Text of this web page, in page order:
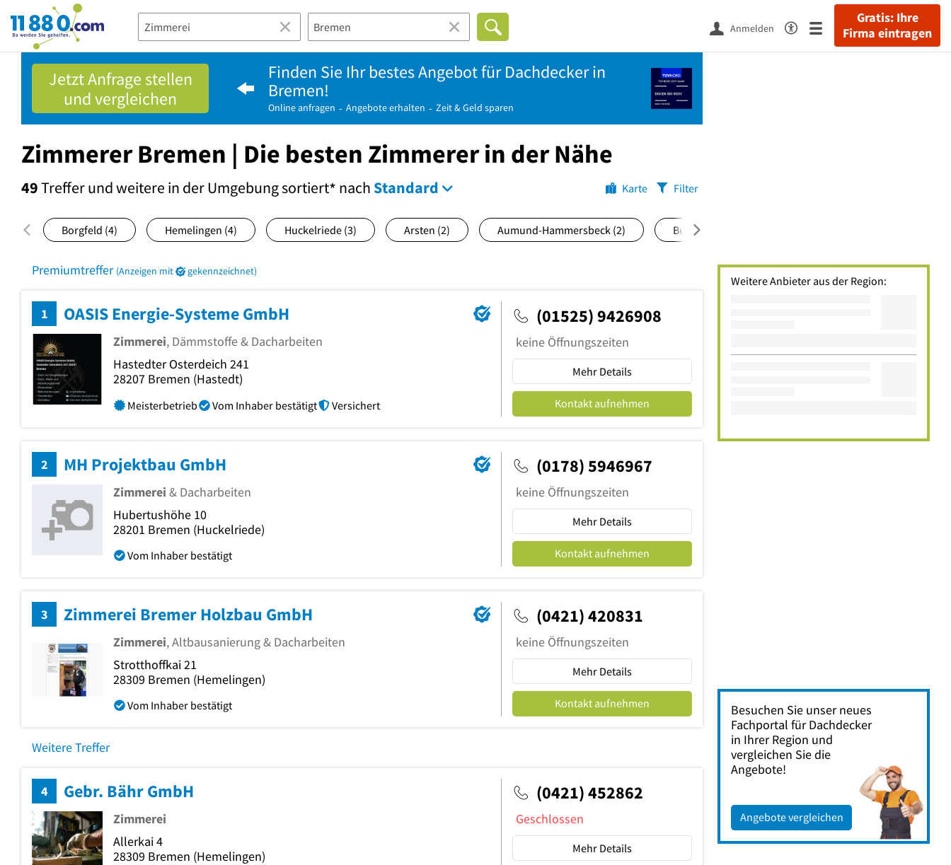
11880.com
Gratis: Ihre
Firma eintragen
Anmelden
Jetzt Anfrage stellen
und vergleichen
Finden Sie Ihr bestes Angebot für Dachdecker in
Bremen!
Online anfragen Angebote erhalten Zeit & Geld sparen
Zimmerer Bremen | Die besten Zimmerer in der Nähe
49Treffer und weitere in der Umgebungsortiert* nach Standard Karte Filter
Borgfeld (4) Hemelingen (4) Huckelriede (3) Arsten (2) Aumund-Hammersbeck (2) Burgdamm
Premiumtreffer (Anzeigen mit gekennzeichnet)
1 OASIS Energie-Systeme GmbH
Zimmerei, Dämmstoffe & Dacharbeiten
Hastedter Osterdeich 241
28207 Bremen (Hastedt)
Meisterbetrieb Vom Inhaber bestätigt Versichert
(01525) 9426908
keine Öffnungszeiten
Mehr Details
Kontakt aufnehmen
2 MH Projektbau GmbH
Zimmerei & Dacharbeiten
Hubertushöhe 10
28201 Bremen (Huckelriede)
Vom Inhaber bestätigt
(0178) 5946967
keine Öffnungszeiten
Mehr Details
Kontakt aufnehmen
3 Zimmerei Bremer Holzbau GmbH
Zimmerei, Altbausanierung & Dacharbeiten
Strotthoffkai 21
28309 Bremen (Hemelingen)
Vom Inhaber bestätigt
(0421) 420831
keine Öffnungszeiten
Mehr Details
Kontakt aufnehmen
Weitere Treffer
4 Gebr. Bähr GmbH
Zimmerei
Allerkai 4
28309 Bremen (Hemelingen)
(0421) 452862
Geschlossen
Mehr Details
Weitere Anbieter aus der Region:
Besuchen Sie unser neues
Fachportal für Dachdecker
in Ihrer Region und
vergleichen Sie die
Angebote!
Angebote vergleichen